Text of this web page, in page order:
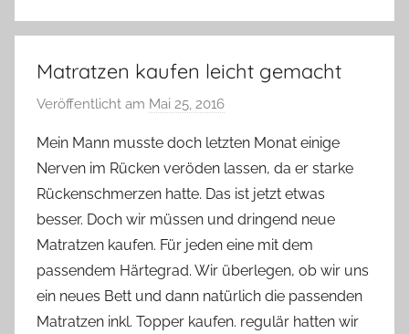
Produkttests
vielesMatratzen kaufen leicht gemacht
Veröffentlicht am Mai 25, 2016
n
Y
v
o
n
n
e
Mein Mann musste doch letzten Monat einige
Nerven im Rücken veröden lassen, da er starke
Rückenschmerzen hatte. Das ist jetzt etwas
besser. Doch wir müssen und dringend neue
Matratzen kaufen. Für jeden eine mit dem
passendem Härtegrad. Wir überlegen, ob wir uns
ein neues Bett und dann natürlich die passenden
Matratzen inkl. Topper kaufen. regulär hatten wir